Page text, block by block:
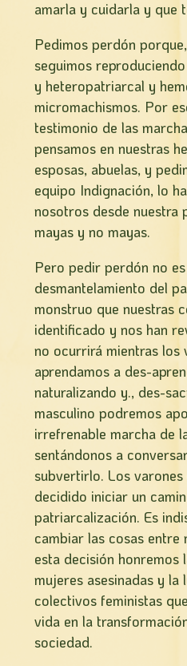
amarla y cuidarla y que
Pedimos perdón
seguimos
y heteropatriarcal y
micromachismos. Por
testimonio de las
pensamos en nuestras
esposas, abuelas, y
equipo Indignación, lo
nosotros desde nuestra
mayas y no mayas.
Pero pedir perdón no
desmantelamiento del
monstruo que nuestras
identificado y nos han
no ocurrirá mientras los
aprendamos a des-
naturalizando y., des-
masculino podremos
irrefrenable marcha de
sentándonos a
subvertirlo. Los
decidido iniciar un
patriarcalización. Es
cambiar las cosas entre
esta decisión honremos
mujeres asesinadas y la
colectivos feministas
vida en la
sociedad.